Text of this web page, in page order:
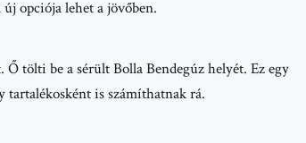
opciója lehet a jövőben.
Ő tölti be a sérült Bolla Bendegúz helyét. Ez egy
tartalékosként is számíthatnak rá.